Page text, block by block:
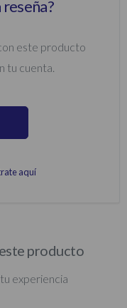
este producto
tu cuenta.
aquí
producto
experiencia